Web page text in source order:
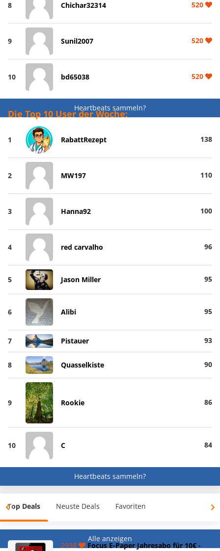
8 Chichar32314 520
9 Sunil2007 520
10 bd65038 520
Heartbeats sammeln?
Die Top 10 User der Woche:
1 RabattRezept 138
2 MW197 110
3 Hanna92 100
4 red carvalho 96
5 Jason Miller 95
6 Alibi 95
7 Pistauer 93
8 Quasselkiste 90
9 Rookie 86
10 C 84
Heartbeats sammeln?
Top Deals Neuste Deals Favoriten
Alle anzeigen
2938
Focus E-Paper Jahresabo für 10€ -